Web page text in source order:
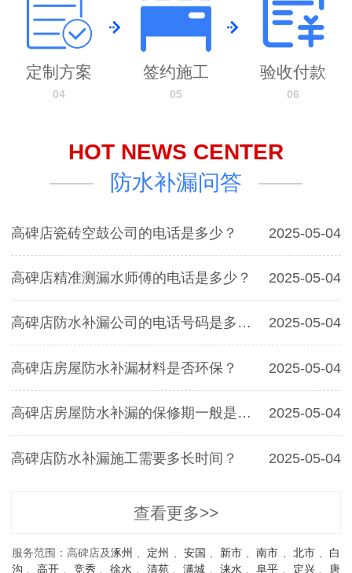
定制方案
04
签约施工
05
验收付款
06
HOT NEWS CENTER
防水补漏问答
高碑店瓷砖空鼓公司的电话是多少？ 2025-05-04
高碑店精准测漏水师傅的电话是多少？ 2025-05-04
高碑店防水补漏公司的电话号码是多少？ 2025-05-04
高碑店房屋防水补漏材料是否环保？ 2025-05-04
高碑店房屋防水补漏的保修期一般是多久？ 2025-05-04
高碑店防水补漏施工需要多长时间？ 2025-05-04
查看更多>>
服务范围：高碑店及涿州 、 定州 、 安国 、 新市 、南市 、 北市 、 白
沟 、高开 、 竞秀 、徐水 、 清苑 、满城 、 涞水 、阜平 、 定兴 、 唐